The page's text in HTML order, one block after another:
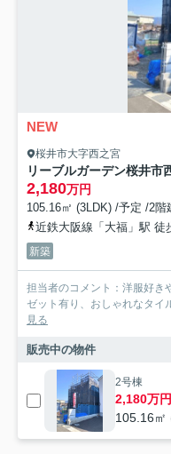
NEW
桜井市大字西之宮
リーブルガーデン桜井市
2,180万円
105.16㎡ (3LDK) /予定 /2階
近鉄大阪線「大福」駅 徒
新築
担当者のコメント：洋服好き
ゼット有り、おしゃれなタイ
見る
販売中の物件
2号棟
2,180万円
105.16㎡